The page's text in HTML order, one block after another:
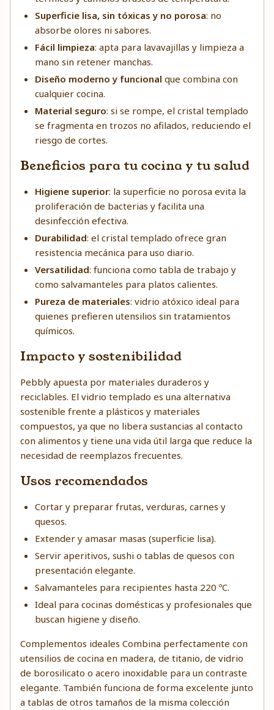
Superficie lisa, sin tóxicas y no porosa: no
absorbe olores ni sabores.
Fácil limpieza: apta para lavavajillas y limpieza a
mano sin retener manchas.
Diseño moderno y funcional que combina con
cualquier cocina.
Material seguro: si se rompe, el cristal templado
se fragmenta en trozos no afilados, reduciendo el
riesgo de cortes.
Beneficios para tu cocina y tu salud
Higiene superior: la superficie no porosa evita la
proliferación de bacterias y facilita una
desinfección efectiva.
Durabilidad: el cristal templado ofrece gran
resistencia mecánica para uso diario.
Versatilidad: funciona como tabla de trabajo y
como salvamanteles para platos calientes.
Pureza de materiales: vidrio atóxico ideal para
quienes prefieren utensilios sin tratamientos
químicos.
Impacto y sostenibilidad
Pebbly apuesta por materiales duraderos y
reciclables. El vidrio templado es una alternativa
sostenible frente a plásticos y materiales
compuestos, ya que no libera sustancias al contacto
con alimentos y tiene una vida útil larga que reduce la
necesidad de reemplazos frecuentes.
Usos recomendados
Cortar y preparar frutas, verduras, carnes y
quesos.
Extender y amasar masas (superficie lisa).
Servir aperitivos, sushi o tablas de quesos con
presentación elegante.
Salvamanteles para recipientes hasta 220 ºC.
Ideal para cocinas domésticas y profesionales que
buscan higiene y diseño.
Complementos ideales Combina perfectamente con
utensilios de cocina en madera, de titanio, de vidrio
de borosilicato o acero inoxidable para un contraste
elegante. También funciona de forma excelente junto
a tablas de otros tamaños de la misma colección